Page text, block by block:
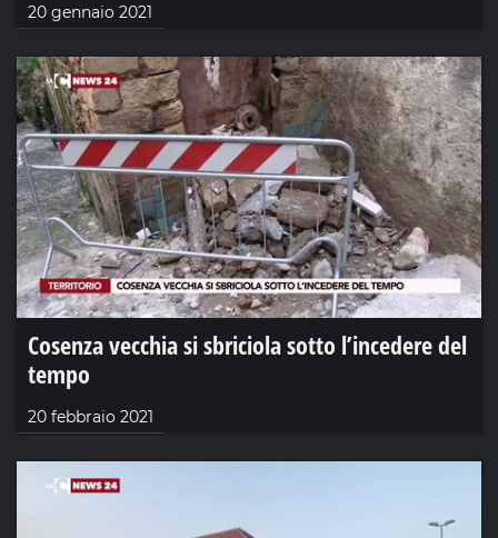
20 gennaio 2021
Cosenza vecchia si sbriciola sotto l’incedere del
tempo
20 febbraio 2021